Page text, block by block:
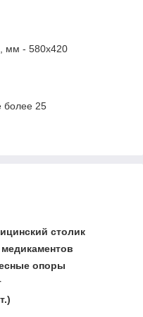
мм - 580х420
более 25
столик
опоры